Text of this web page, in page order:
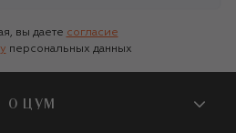
вы даете согласие
персональных данных
О ЦУМ